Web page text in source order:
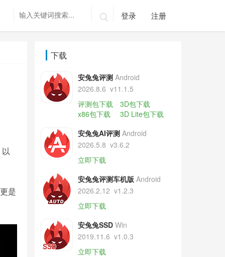
 登录 注册
是
下载
安兔兔评测 Android
2026.8.6 v11.1.5
评测包下载
3D包下载
x86包下载
3D Lite包下载
安兔兔AI评测 Android
2026.5.8 v3.6.2
立即下载
安兔兔评测车机版 Android
2026.2.12 v1.2.3
立即下载
安兔兔SSD Win
2019.11.6 v1.0.3
立即下载